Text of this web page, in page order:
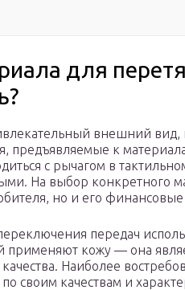
для
внешний
предъявляемые к
с рычагом в
На выбор конкретного
но и его
передач
применяют кожу — она
Наиболее
своим качествам и